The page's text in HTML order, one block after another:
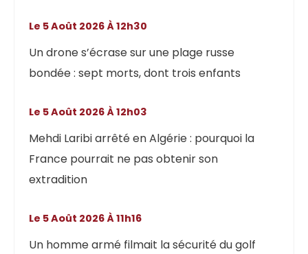
Un drone s’écrase sur une plage russe
bondée : sept morts, dont trois enfants
Le 5 Août 2026 À 12h30
Mehdi Laribi arrêté en Algérie : pourquoi la
France pourrait ne pas obtenir son
extradition
Le 5 Août 2026 À 12h03
Un homme armé filmait la sécurité du golf
Le 5 Août 2026 À 11h16